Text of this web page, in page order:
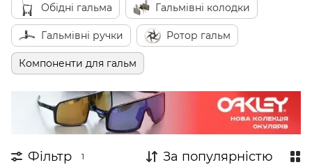
Обідні гальма Гальмівні колодки
Гальмівні ручки Ротор гальм
Компоненти для гальм
Фільтр 1 За популярністю